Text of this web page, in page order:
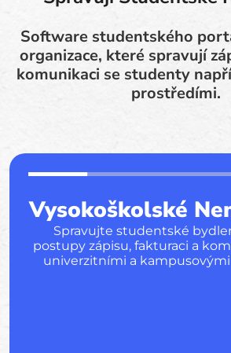
Software studentského
organizace, které spravují
komunikaci se studenty
prostředími.
Vysokoškolské
Spravujte studentské
postupy zápisu, fakturaci a
univerzitními a